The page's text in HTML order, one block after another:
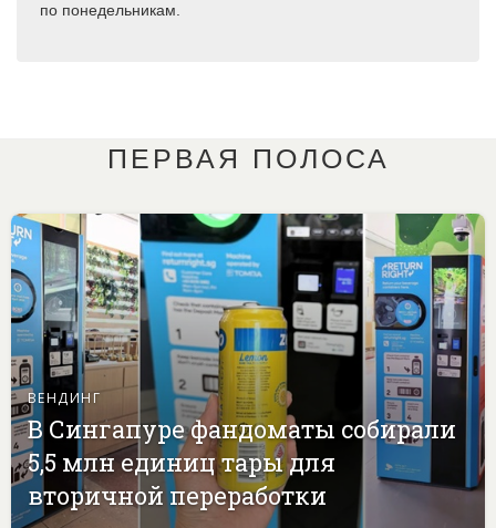
по понедельникам.
ПЕРВАЯ ПОЛОСА
ВЕНДИНГ
В Сингапуре фандоматы собирали
5,5 млн единиц тары для
вторичной переработки